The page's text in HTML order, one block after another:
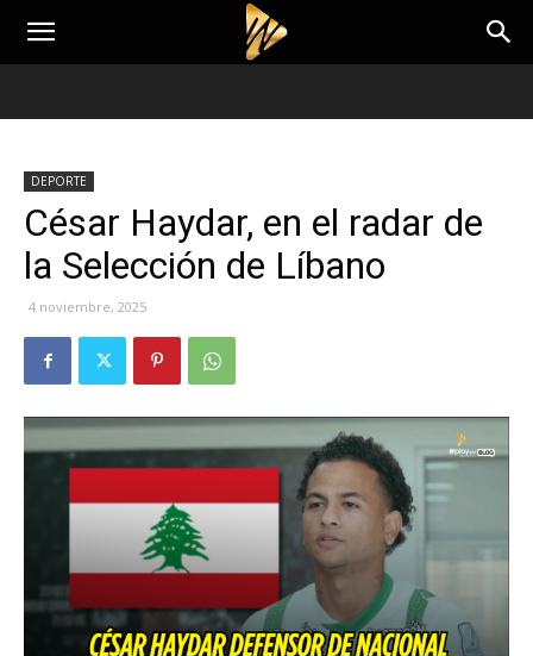
DEPORTE
César Haydar, en el radar de
la Selección de Líbano
4 noviembre, 2025